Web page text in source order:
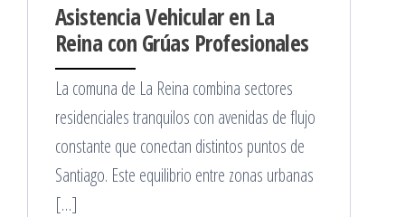
Asistencia Vehicular en La
Reina con Grúas Profesionales
La comuna de La Reina combina sectores
residenciales tranquilos con avenidas de flujo
constante que conectan distintos puntos de
Santiago. Este equilibrio entre zonas urbanas
[…]